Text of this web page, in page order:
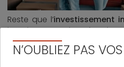
Reste que l’investissement
jamais un projet de vie.
courtage démontre en
intentions d’achat
N’OUBLIEZ PAS